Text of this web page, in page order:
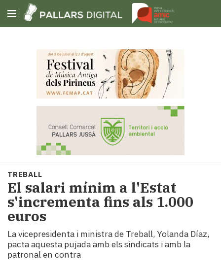
Subscriu-t'hi
Portada
Societat
Política
i
municipis
Economia
turisme
Cultura
TREBALL
El salari mínim a l'Estat
s'incrementa fins als 1.000
euros
La vicepresidenta i ministra de Treball, Yolanda Díaz,
pacta aquesta pujada amb els sindicats i amb la
patronal en contra